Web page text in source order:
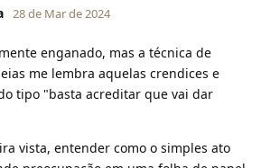
28 de Mar de 2024
enganado, mas a técnica de
me lembra aquelas crendices e
tipo "basta acreditar que vai dar
vista, entender como o simples ato